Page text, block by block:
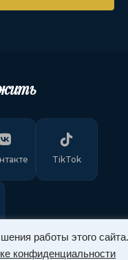
работы этого сайта.
конфиденциальности
TikTok